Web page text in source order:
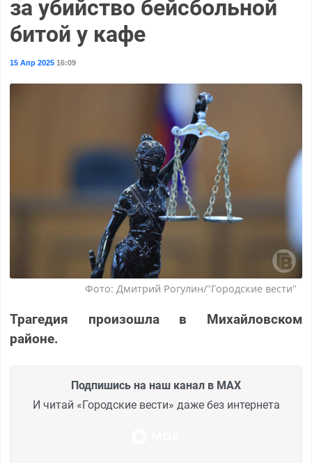
за убийство бейсбольной
битой у кафе
15 Апр 202516:09
Фото: Дмитрий Рогулин/"Городские вести"
Трагедия произошла в Михайловском
районе.
Подпишись на наш канал в MAX
И читай «Городские вести» даже без интернета